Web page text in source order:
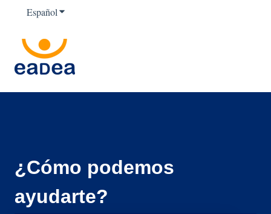
EspañolTraducciones de Mostrar submenú de
¿Cómo podemos
ayudarte?